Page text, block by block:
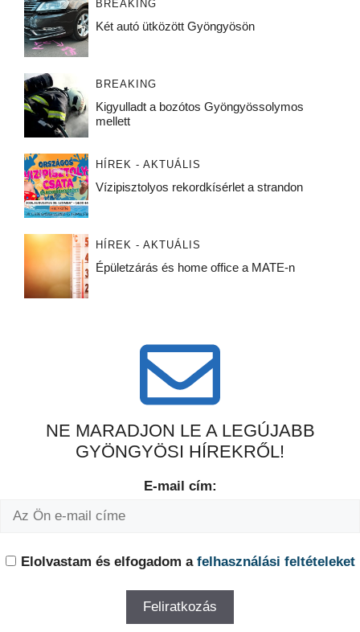
BREAKING
Két autó ütközött Gyöngyösön
BREAKING
Kigyulladt a bozótos Gyöngyössolymos
mellett
HÍREK - AKTUÁLIS
Vízipisztolyos rekordkísérlet a strandon
HÍREK - AKTUÁLIS
Épületzárás és home office a MATE-n
NE MARADJON LE A LEGÚJABB
GYÖNGYÖSI HÍREKRŐL!
E-mail cím:
Elolvastam és elfogadom a felhasználási feltételeket